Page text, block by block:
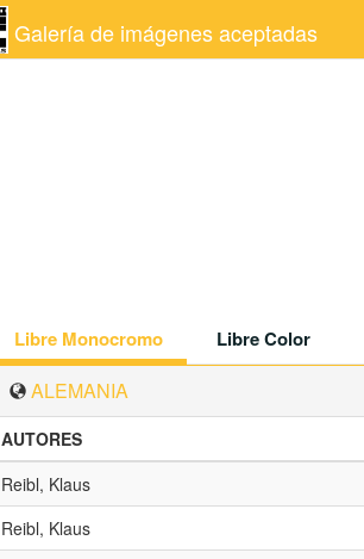
Galería de imágenes aceptadas
Libre Monocromo Libre Color
ALEMANIA
AUTORES
Reibl, Klaus
Reibl, Klaus